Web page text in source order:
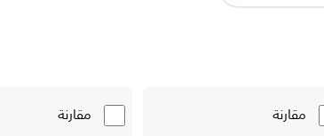
مقارنة مقارنة